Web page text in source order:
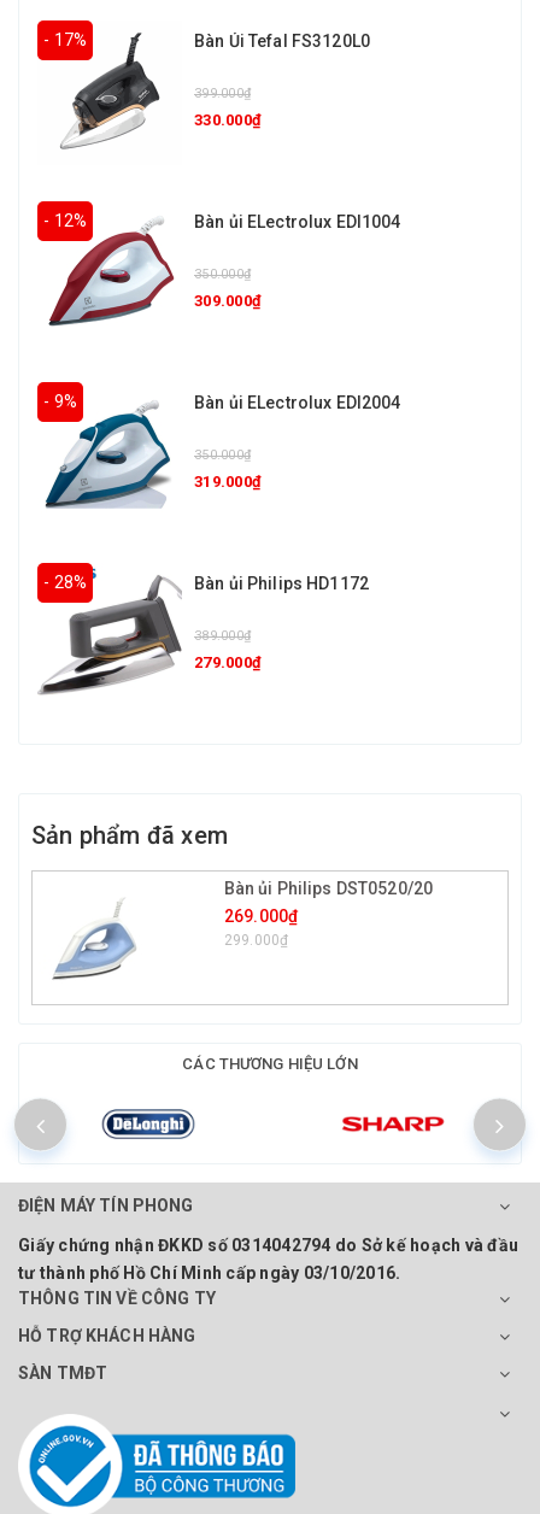
- 17% Bàn Ủi Tefal FS3120L0
399.000₫
330.000₫
- 12% Bàn ủi ELectrolux EDI1004
350.000₫
309.000₫
- 9% Bàn ủi ELectrolux EDI2004
350.000₫
319.000₫
- 28% Bàn ủi Philips HD1172
389.000₫
279.000₫
Sản phẩm đã xem
Bàn ủi Philips DST0520/20
269.000₫
299.000₫
CÁC THƯƠNG HIỆU LỚN
ĐIỆN MÁY TÍN PHONG
Giấy chứng nhận ĐKKD số 0314042794 do Sở kế hoạch và đầu
tư thành phố Hồ Chí Minh cấp ngày 03/10/2016.
THÔNG TIN VỀ CÔNG TY
HỖ TRỢ KHÁCH HÀNG
SÀN TMĐT